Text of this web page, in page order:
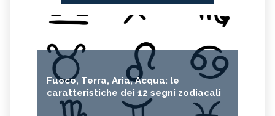
Fuoco, Terra, Aria, Acqua: le
caratteristiche dei 12 segni zodiacali